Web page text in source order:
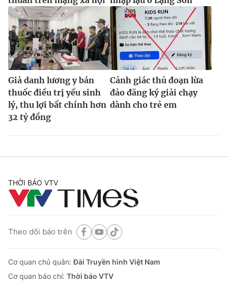
Giả danh lương y bán
thuốc điều trị yếu sinh
lý, thu lợi bất chính hơn
32 tỷ đồng
Cảnh giác thủ đoạn lừa
đảo đăng ký giải chạy
dành cho trẻ em
THỜI BÁO VTV
Theo dõi báo trên
Cơ quan chủ quản:Đài Truyền hình Việt Nam
Cơ quan báo chí: Thời báo VTV